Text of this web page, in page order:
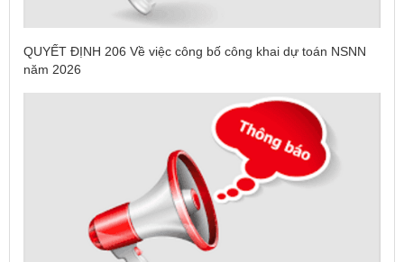
QUYẾT ĐỊNH 206 Về việc công bố công khai dự toán NSNN
năm 2026